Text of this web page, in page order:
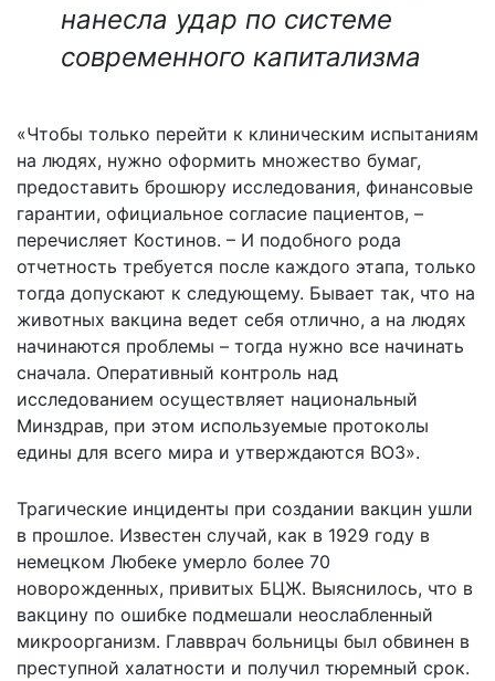
нанесла удар по системе
современного капитализма
«Чтобы только перейти к клиническим испытаниям
на людях, нужно оформить множество бумаг,
предоставить брошюру исследования, финансовые
гарантии, официальное согласие пациентов, –
перечисляет Костинов. – И подобного рода
отчетность требуется после каждого этапа, только
тогда допускают к следующему. Бывает так, что на
животных вакцина ведет себя отлично, а на людях
начинаются проблемы – тогда нужно все начинать
сначала. Оперативный контроль над
исследованием осуществляет национальный
Минздрав, при этом используемые протоколы
едины для всего мира и утверждаются ВОЗ».
Трагические инциденты при создании вакцин ушли
в прошлое. Известен случай, как в 1929 году в
немецком Любеке умерло более 70
новорожденных, привитых БЦЖ. Выяснилось, что в
вакцину по ошибке подмешали неослабленный
микроорганизм. Главврач больницы был обвинен в
преступной халатности и получил тюремный срок.